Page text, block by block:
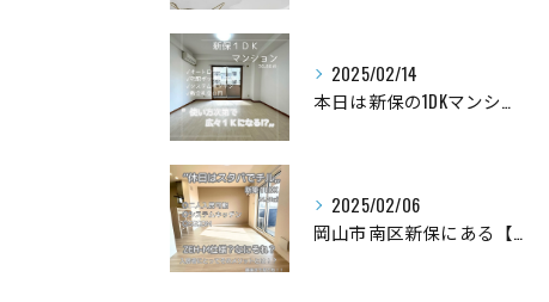
2025/02/14
本日は新保の1DKマンションの紹介です💁‍♂️
2025/02/06
岡山市南区新保にある【環境性能】を取り入れた新築1LDKマン...